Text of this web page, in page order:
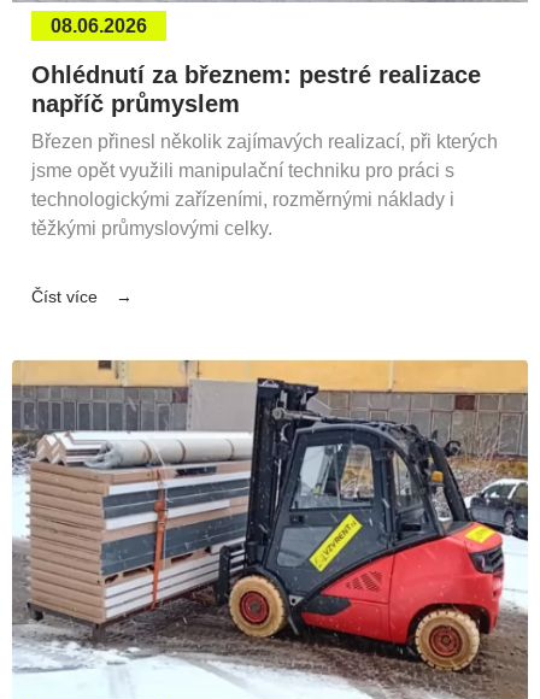
08.06.2026
Ohlédnutí za březnem: pestré realizace
napříč průmyslem
Březen přinesl několik zajímavých realizací, při kterých
jsme opět využili manipulační techniku pro práci s
technologickými zařízeními, rozměrnými náklady i
těžkými průmyslovými celky.
Číst více